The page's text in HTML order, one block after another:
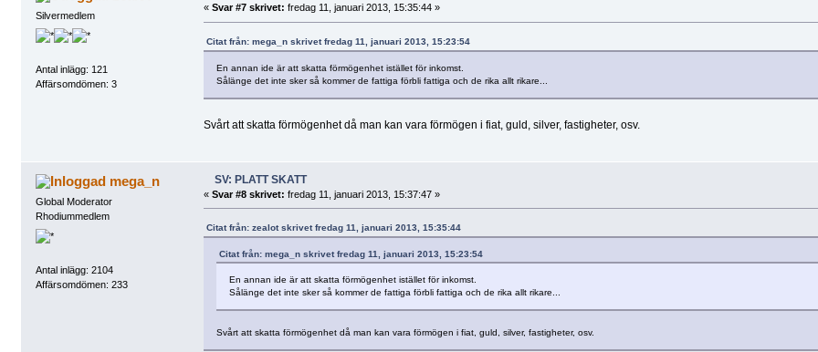
Silvermedlem
Antal inlägg: 121
Affärsomdömen: 3
« Svar #7 skrivet: fredag 11, januari 2013, 15:35:44 »
Citat från: mega_n skrivet fredag 11, januari 2013, 15:23:54
En annan ide är att skatta förmögenhet istället för inkomst.
Sålänge det inte sker så kommer de fattiga förbli fattiga och de rika allt rikare...
Svårt att skatta förmögenhet då man kan vara förmögen i fiat, guld, silver, fastigheter, osv.
mega_n
Global Moderator
Rhodiummedlem
Antal inlägg: 2104
Affärsomdömen: 233
SV: PLATT SKATT
« Svar #8 skrivet: fredag 11, januari 2013, 15:37:47 »
Citat från: zealot skrivet fredag 11, januari 2013, 15:35:44
Citat från: mega_n skrivet fredag 11, januari 2013, 15:23:54
En annan ide är att skatta förmögenhet istället för inkomst.
Sålänge det inte sker så kommer de fattiga förbli fattiga och de rika allt rikare...
Svårt att skatta förmögenhet då man kan vara förmögen i fiat, guld, silver, fastigheter, osv.